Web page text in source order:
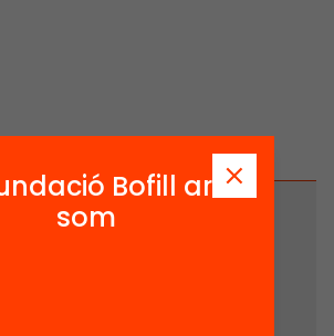
Bofill ara
som